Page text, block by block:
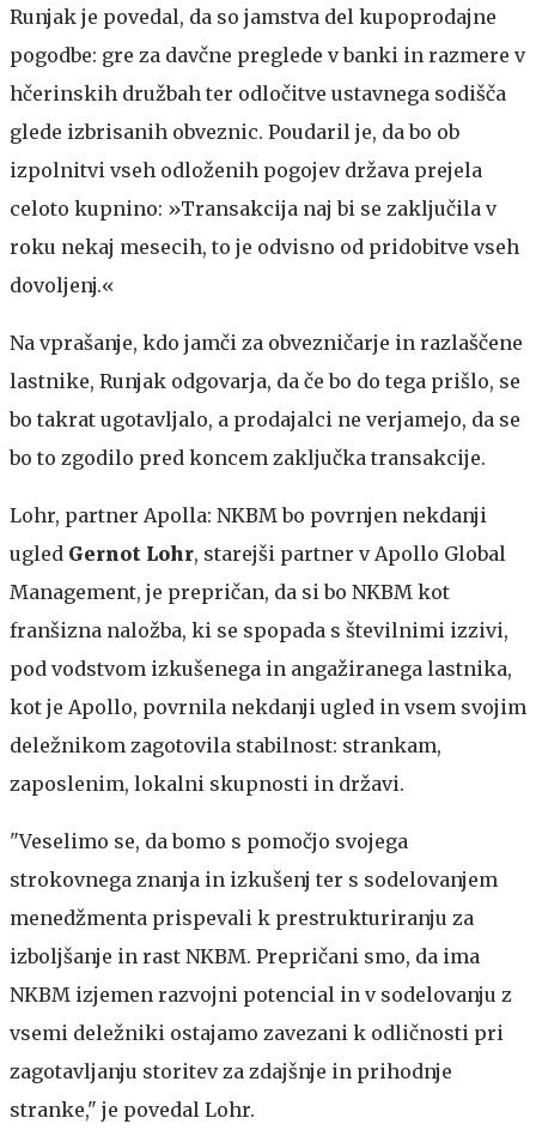
Runjak je povedal, da so jamstva del kupoprodajne
pogodbe: gre za davčne preglede v banki in razmere v
hčerinskih družbah ter odločitve ustavnega sodišča
glede izbrisanih obveznic. Poudaril je, da bo ob
izpolnitvi vseh odloženih pogojev država prejela
celoto kupnino: »Transakcija naj bi se zaključila v
roku nekaj mesecih, to je odvisno od pridobitve vseh
dovoljenj.«
Na vprašanje, kdo jamči za obvezničarje in razlaščene
lastnike, Runjak odgovarja, da če bo do tega prišlo, se
bo takrat ugotavljalo, a prodajalci ne verjamejo, da se
bo to zgodilo pred koncem zaključka transakcije.
Lohr, partner Apolla: NKBM bo povrnjen nekdanji
ugled Gernot Lohr, starejši partner v Apollo Global
Management, je prepričan, da si bo NKBM kot
franšizna naložba, ki se spopada s številnimi izzivi,
pod vodstvom izkušenega in angažiranega lastnika,
kot je Apollo, povrnila nekdanji ugled in vsem svojim
deležnikom zagotovila stabilnost: strankam,
zaposlenim, lokalni skupnosti in državi.
"Veselimo se, da bomo s pomočjo svojega
strokovnega znanja in izkušenj ter s sodelovanjem
menedžmenta prispevali k prestrukturiranju za
izboljšanje in rast NKBM. Prepričani smo, da ima
NKBM izjemen razvojni potencial in v sodelovanju z
vsemi deležniki ostajamo zavezani k odličnosti pri
zagotavljanju storitev za zdajšnje in prihodnje
stranke," je povedal Lohr.